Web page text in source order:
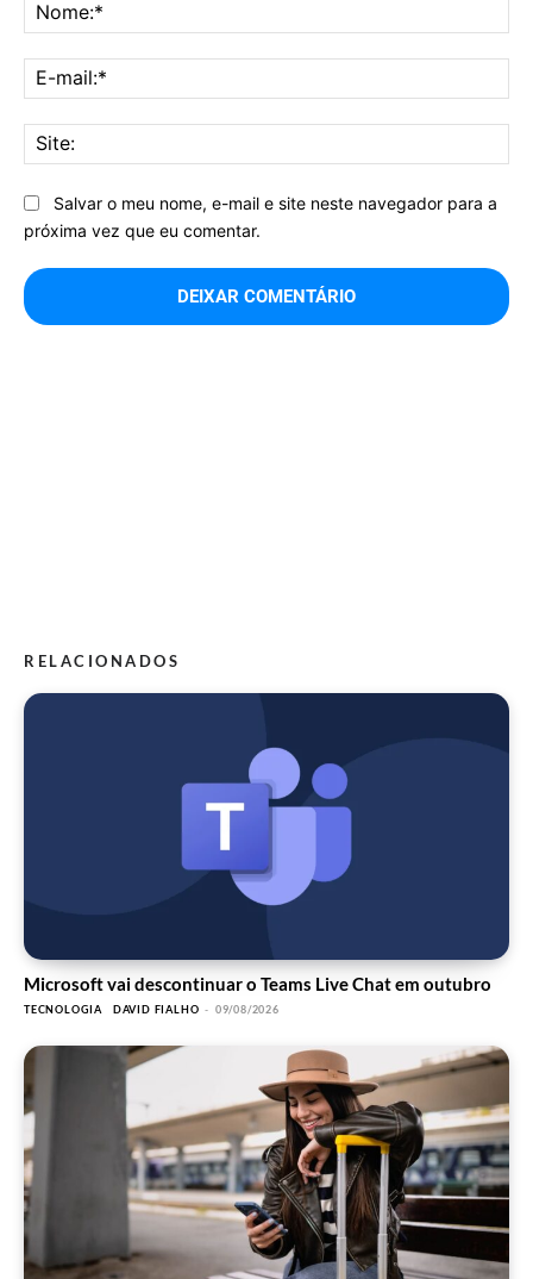
Salvar o meu nome, e-mail e site neste navegador para a
próxima vez que eu comentar.
RELACIONADOS
Microsoft vai descontinuar o Teams Live Chat em outubro
TECNOLOGIA DAVID FIALHO - 09/08/2026